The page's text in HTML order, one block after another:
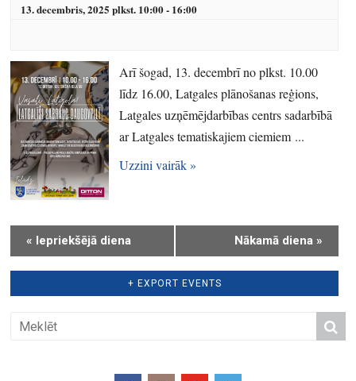
i
e
w
s
N
a
v
g
t
i
i
g
a
t
i
o
n
13. decembris, 2025 plkst. 10:00- 16:00
Arī šogad, 13. decembrī no plkst. 10.00
līdz 16.00, Latgales plānošanas reģions,
Latgales uzņēmējdarbības centrs sadarbībā
ar Latgales tematiskajiem ciemiem ...
Uzzini vairāk »
« Iepriekšējā diena Nākamā diena »
+ EXPORT EVENTS